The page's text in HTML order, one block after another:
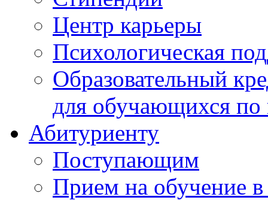
Центр карьеры
Психологическая
Образовательный
для обучающихся
Абитуриенту
Поступающим
Прием на обучение в